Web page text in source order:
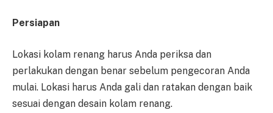
Persiapan
Lokasi kolam renang harus Anda periksa dan
perlakukan dengan benar sebelum pengecoran Anda
mulai. Lokasi harus Anda gali dan ratakan dengan baik
sesuai dengan desain kolam renang.